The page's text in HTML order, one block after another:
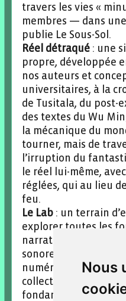
Nous
travers les vies «
membres — dans
publie Le Sous-Sol.
Réel détraqué : une
propre, développée
nos auteurs et
universitaires, à la
de Tusitala, du post-
des textes du Wu
la mécanique du
tourner, mais de
l’irruption du
le réel lui-même,
réglées, qui au lieu
feu.
Le Lab : un terrain
explorer toutes les
narration, y compris
sonores, podcasts
numériques ou
collection revêt une
fondamentale pour